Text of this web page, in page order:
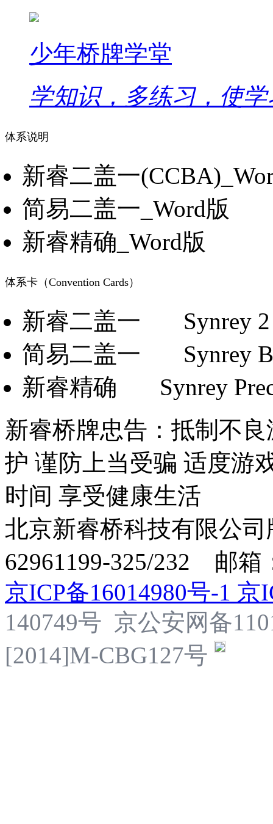
少年桥牌学堂
学知识，多练习，使
体系说明
新睿二盖一
简易二盖一_Word版
新睿精确_Word版
体系卡（Convention Cards）
新睿二盖一
Synrey
简易二盖一
Synrey
新睿精确
Synrey
新睿桥牌忠告：抵制不
护 谨防上当受骗 适度游
时间 享受健康生活
北京新睿桥科技有限公
62961199-325/232 邮箱
京ICP备16014980号-1 京
140749号 京公安网备
[2014]M-CBG127号